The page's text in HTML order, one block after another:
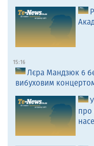
15:16
Лєра Мандзюк 6
вибуховим
про